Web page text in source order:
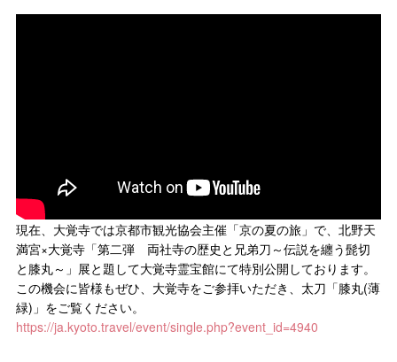
現在、大覚寺では京都市観光協会主催「京の夏の旅」で、北野天
満宮×大覚寺「第二弾 両社寺の歴史と兄弟刀～伝説を纏う髭切
と膝丸～」展と題して大覚寺霊宝館にて特別公開しております。
この機会に皆様もぜひ、大覚寺をご参拝いただき、太刀「膝丸(薄
緑)」をご覧ください。
https://ja.kyoto.travel/event/single.php?event_id=4940